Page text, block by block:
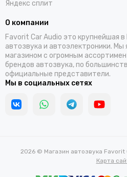
Яндекс сплит
О компании
Favorit Car Audio это крупнейшая
автозвука и автоэлектроники.
магазином с огромным
брендов автозвука, по
официальные представители.
Мы в социальных сетях
2026 © Магазин автозвука Favorit
Карта